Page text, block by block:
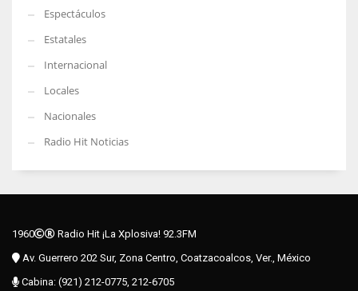
Espectáculos
Estatales
Internacional
Locales
Nacionales
Radio Hit Noticias
1960
Radio Hit ¡La Xplosiva! 92.3FM
Av. Guerrero 202 Sur, Zona Centro, Coatzacoalcos, Ver., México
Cabina: (921) 212-0775, 212-6705